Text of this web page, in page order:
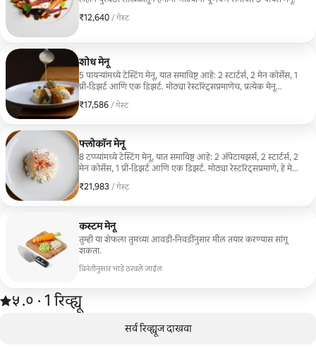
₹12,640 / गेस्ट
₹12,640 प्रति गेस्ट
शोध मेनू
5 पायऱ्यांमध्ये टेस्टिंग मेनू, यात समाविष्ट आहे: 2 स्टार्टर्स, 2 मेन कोर्सेस, 1
प्री-डिझर्ट आणि एक डिझर्ट. मोठ्या रेस्टॉरंट्सप्रमाणेच, प्रत्येक मेनू
होईल.
₹17,586 / गेस्ट
₹17,586 प्रति गेस्ट
फ्लोकॉन मेनू
8 टप्प्यांमध्ये टेस्टिंग मेनू, यात समाविष्ट आहे: 2 ॲपेटायझर्स, 2 स्टार्टर्स, 2
मेन कोर्सेस, 1 प्री-डिझर्ट आणि एक डिझर्ट. मोठ्या रेस्टॉरंट्सप्रमाणे, हे मेनू
आहेत.
₹21,983 / गेस्ट
₹21,983 प्रति गेस्ट
कस्टम मेनू
तुम्ही या शेफला तुमच्या आवडी-निवडींनुसार मील तयार करण्यास सांगू
शकता.
विनंतीनुसार भाडे ठरवले जाईल
1 रिव्ह्यूमधून 5 पैकी ५.० स्टार रेटिंग आहे
५.०
,
· 1 रिव्ह्यू
सर्व रिव्ह्यूज दाखवा